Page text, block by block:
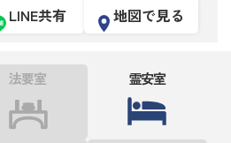
LINE共有 地図で見る
法要室 霊安室